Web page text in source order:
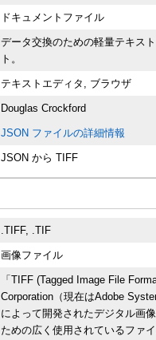
ドキュメントファイル
データ交換のための軽量テキス
ト。
テキストエディタ, ブラウザ
Douglas Crockford
JSON ファイルの詳細情報
JSON から TIFF
.TIFF, .TIF
画像ファイル
「TIFF (Tagged Image File
Corporation（現在はAdobe
によって開発されたデジタル画
ための広く使用されているファ